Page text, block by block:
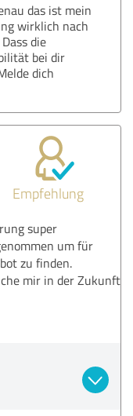
das ist mein
wirklich nach
die
bei dir
dich
Empfehlung
super
um für
zu finden.
mir in der Zukunft